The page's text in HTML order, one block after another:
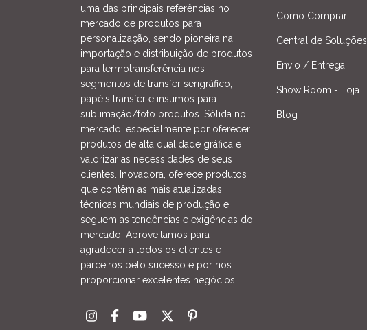
uma das principais referências no
mercado de produtos para
personalização, sendo pioneira na
importação e distribuição de produtos
para termotransferência nos
segmentos de transfer serigráfico,
papéis transfer e insumos para
sublimação/foto produtos. Sólida no
mercado, especialmente por oferecer
produtos de alta qualidade gráfica e
valorizar as necessidades de seus
clientes. Inovadora, oferece produtos
que contêm as mais atualizadas
técnicas mundiais de produção e
seguem as tendências e exigências do
mercado. Aproveitamos para
agradecer a todos os clientes e
parceiros pelo sucesso e por nos
proporcionar excelentes negócios.
Como Comprar
Central de Soluções
Envio / Entrega
Show Room - Loja
Blog